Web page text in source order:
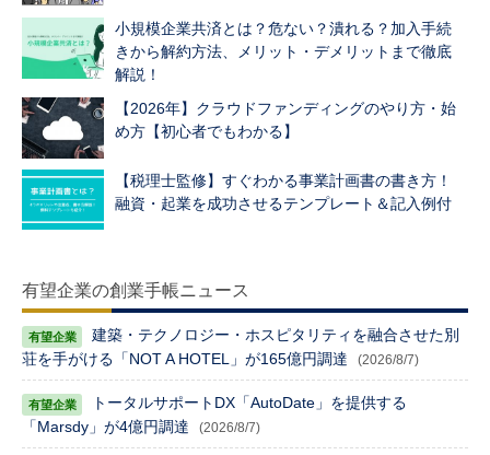
小規模企業共済とは？危ない？潰れる？加入手続
きから解約方法、メリット・デメリットまで徹底
解説！
【2026年】クラウドファンディングのやり方・始
め方【初心者でもわかる】
【税理士監修】すぐわかる事業計画書の書き方！
融資・起業を成功させるテンプレート＆記入例付
有望企業の創業手帳ニュース
建築・テクノロジー・ホスピタリティを融合させた別
荘を手がける「NOT A HOTEL」が165億円調達
(2026/8/7)
トータルサポートDX「AutoDate」を提供する
「Marsdy」が4億円調達
(2026/8/7)